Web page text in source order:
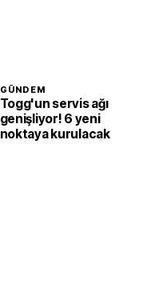
GÜNDEM
Togg'un servis ağı
genişliyor! 6 yeni
noktaya kurulacak